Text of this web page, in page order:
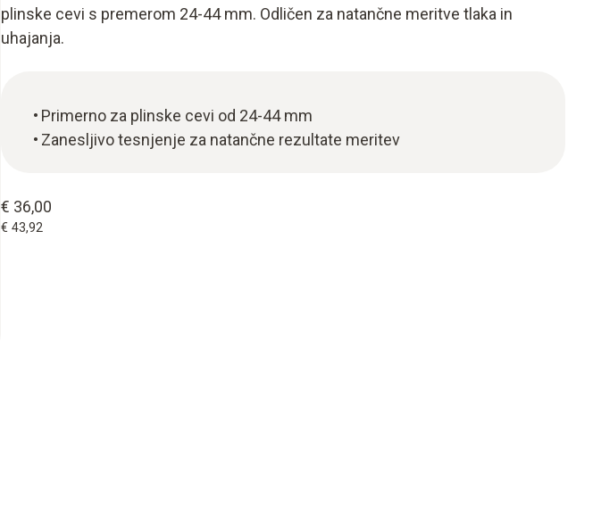
plinske cevi s premerom 24-44 mm. Odličen za natančne meritve tlaka in
uhajanja.
Primerno za plinske cevi od 24-44 mm
Zanesljivo tesnjenje za natančne rezultate meritev
€ 36,00
€ 43,92